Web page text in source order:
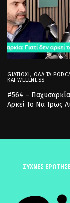
GIATIOXI, ΌΛΑ ΤΑ
ΚΑΙ WELLNESS
#564 –
Αρκεί Το Να Τρως
ΣΥΧΝΈΣ